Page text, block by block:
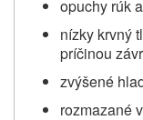
opuchy rúk
nízky krvný
príčinou
zvýšené
rozmazané